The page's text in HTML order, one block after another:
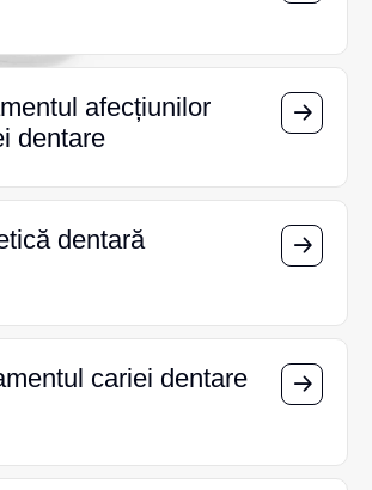
afecțiunilor
dentare
afecțiunilor
dentare
dentară
dentară
cariei dentare
cariei dentare